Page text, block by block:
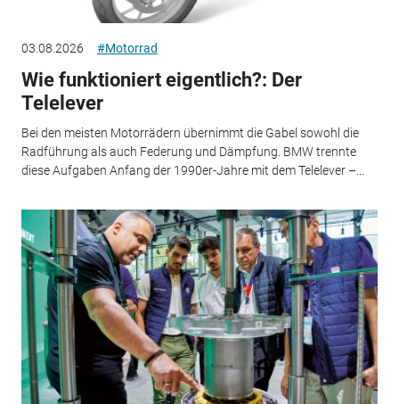
03.08.2026 #Motorrad
Wie funktioniert eigentlich?: Der
Telelever
Bei den meisten Motorrädern übernimmt die Gabel sowohl die
Radführung als auch Federung und Dämpfung. BMW trennte
diese Aufgaben Anfang der 1990er-Jahre mit dem Telelever –...